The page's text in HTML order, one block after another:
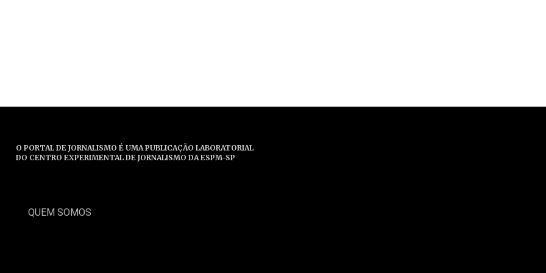
O PORTAL DE JORNALISMO É UMA PUBLICAÇÃO LABORATORIAL
DO CENTRO EXPERIMENTAL DE JORNALISMO DA ESPM-SP
QUEM SOMOS